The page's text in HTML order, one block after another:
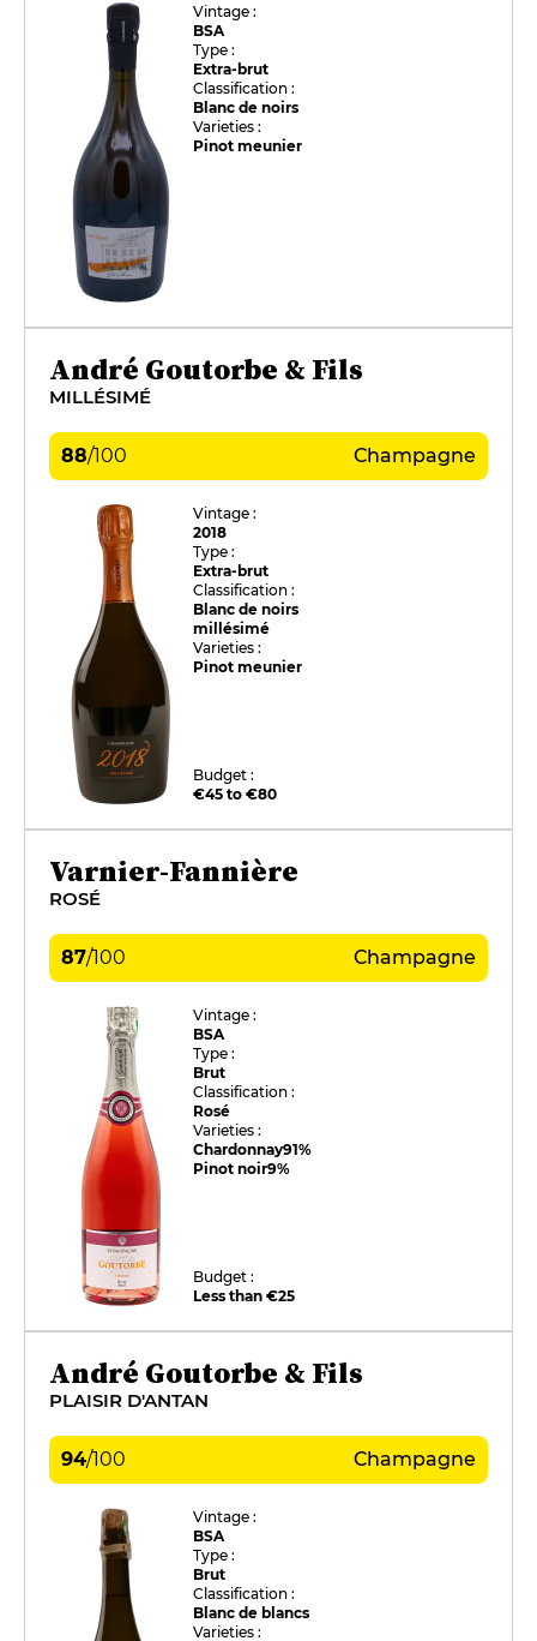
Vintage :
BSA
Type :
Extra-brut
Classification :
Blanc de noirs
Varieties :
Pinot meunier
André Goutorbe & Fils
MILLÉSIMÉ
88/100 Champagne
Vintage :
2018
Type :
Extra-brut
Classification :
Blanc de noirs
millésimé
Varieties :
Pinot meunier
Budget :
€45 to €80
Varnier-Fannière
ROSÉ
87/100 Champagne
Vintage :
BSA
Type :
Brut
Classification :
Rosé
Varieties :
Chardonnay91%
Pinot noir9%
Budget :
Less than €25
André Goutorbe & Fils
PLAISIR D'ANTAN
94/100 Champagne
Vintage :
BSA
Type :
Brut
Classification :
Blanc de blancs
Varieties :